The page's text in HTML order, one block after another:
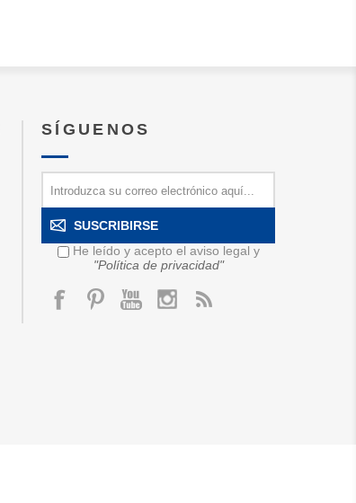
SÍGUENOS
SUSCRIBIRSE
He leído y acepto el aviso legal y
"Política de privacidad"